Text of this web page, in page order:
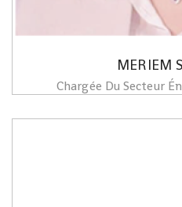
MERIEM
Chargée Du Secteur